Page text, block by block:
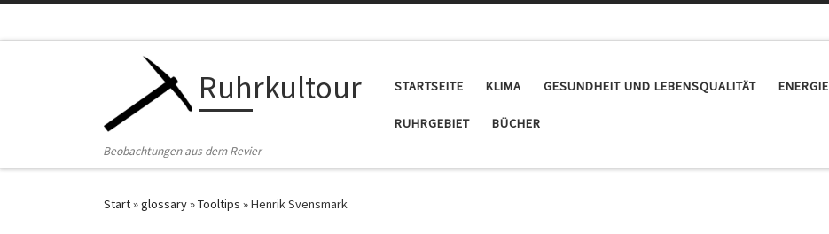
Ruhrkultour
Beobachtungen aus dem Revier
STARTSEITE KLIMA GESUNDHEIT UND LEBENSQUALITÄT ENERGIE
RUHRGEBIET BÜCHER
Start»glossary»Tooltips »Henrik Svensmark